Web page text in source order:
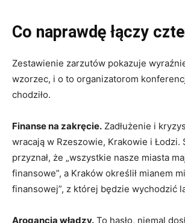
Co naprawdę łączy
Zestawienie zarzutów pokazuje
wzorzec, i o to organizatorom
chodziło.
Finanse na zakręcie. Zadłużenie i
wracają w Rzeszowie, Krakowie i Łodzi.
przyznał, że „wszystkie nasze miasta
finansowe”, a Kraków określił mianem
finansowej”, z której będzie wychodzić
Arogancja władzy. To hasło, niemal